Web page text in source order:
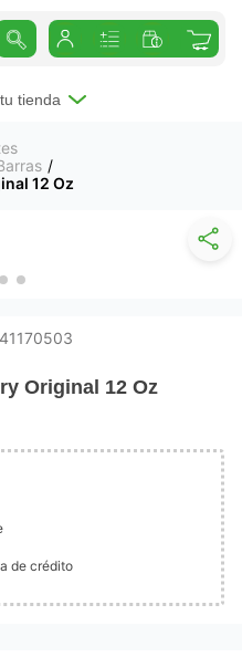
tienda
12 Oz
Original 12 Oz
de crédito